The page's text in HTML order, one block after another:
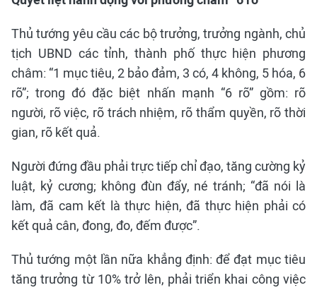
Thủ tướng yêu cầu các bộ trưởng, trưởng ngành, chủ
tịch UBND các tỉnh, thành phố thực hiện phương
châm: “1 mục tiêu, 2 bảo đảm, 3 có, 4 không, 5 hóa, 6
rõ”; trong đó đặc biệt nhấn mạnh “6 rõ” gồm: rõ
người, rõ việc, rõ trách nhiệm, rõ thẩm quyền, rõ thời
gian, rõ kết quả.
Người đứng đầu phải trực tiếp chỉ đạo, tăng cường kỷ
luật, kỷ cương; không đùn đẩy, né tránh; “đã nói là
làm, đã cam kết là thực hiện, đã thực hiện phải có
kết quả cân, đong, đo, đếm được”.
Thủ tướng một lần nữa khẳng định: để đạt mục tiêu
tăng trưởng từ 10% trở lên, phải triển khai công việc